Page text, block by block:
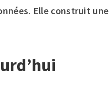
Elle construit une